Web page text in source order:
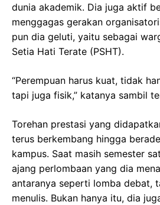
dunia akademik. Dia juga aktif
menggagas gerakan
pun dia geluti, yaitu sebagai
Setia Hati Terate (PSHT).
“Perempuan harus kuat, tidak
tapi juga fisik,” katanya sambil
Torehan prestasi yang
terus berkembang hingga
kampus. Saat masih semester
ajang perlombaan yang dia
antaranya seperti lomba debat,
menulis. Bukan hanya itu, dia